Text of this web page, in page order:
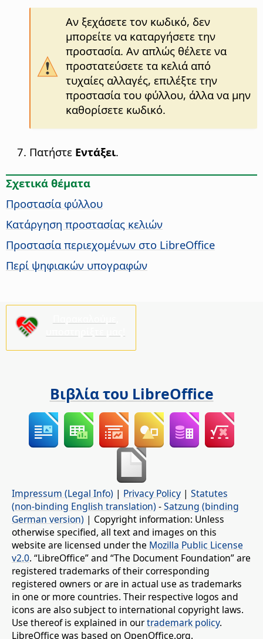
Αν ξεχάσετε τον κωδικό, δεν
μπορείτε να καταργήσετε την
προστασία. Αν απλώς θέλετε να
προστατεύσετε τα κελιά από
τυχαίες αλλαγές, επιλέξτε την
προστασία του φύλλου, άλλα να μην
καθορίσετε κωδικό.
Πατήστε Εντάξει.
Σχετικά θέματα
Προστασία φύλλου
Κατάργηση προστασίας κελιών
Προστασία περιεχομένων στο LibreOffice
Περί ψηφιακών υπογραφών
Βιβλία του LibreOffice
Impressum (Legal Info) | Privacy Policy | Statutes
(non-binding English translation) -Satzung (binding
German version) | Copyright information: Unless
otherwise specified, all text and images on this
website are licensed under the Mozilla Public License
v2.0. “LibreOffice” and “The Document Foundation” are
registered trademarks of their corresponding
registered owners or are in actual use as trademarks
in one or more countries. Their respective logos and
icons are also subject to international copyright laws.
Use thereof is explained in ourtrademark policy.
LibreOffice was based on OpenOffice.org.